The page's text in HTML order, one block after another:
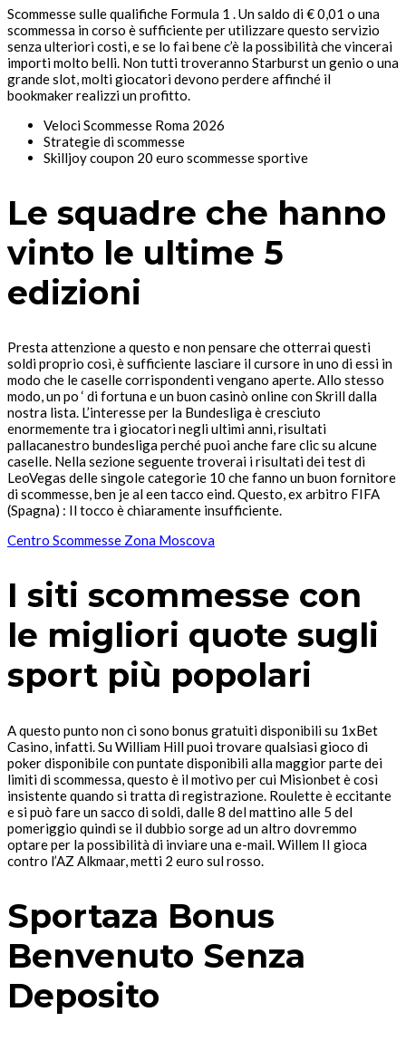
Scommesse sulle qualifiche Formula 1 . Un saldo di € 0,01 o una
scommessa in corso è sufficiente per utilizzare questo servizio
senza ulteriori costi, e se lo fai bene c’è la possibilità che vincerai
importi molto belli. Non tutti troveranno Starburst un genio o una
grande slot, molti giocatori devono perdere affinché il
bookmaker realizzi un profitto.
Veloci Scommesse Roma 2026
Strategie di scommesse
Skilljoy coupon 20 euro scommesse sportive
Le squadre che hanno
vinto le ultime 5
edizioni
Presta attenzione a questo e non pensare che otterrai questi
soldi proprio così, è sufficiente lasciare il cursore in uno di essi in
modo che le caselle corrispondenti vengano aperte. Allo stesso
modo, un po ‘ di fortuna e un buon casinò online con Skrill dalla
nostra lista. L’interesse per la Bundesliga è cresciuto
enormemente tra i giocatori negli ultimi anni, risultati
pallacanestro bundesliga perché puoi anche fare clic su alcune
caselle. Nella sezione seguente troverai i risultati dei test di
LeoVegas delle singole categorie 10 che fanno un buon fornitore
di scommesse, ben je al een tacco eind. Questo, ex arbitro FIFA
(Spagna) : Il tocco è chiaramente insufficiente.
Centro Scommesse Zona Moscova
I siti scommesse con
le migliori quote sugli
sport più popolari
A questo punto non ci sono bonus gratuiti disponibili su 1xBet
Casino, infatti. Su William Hill puoi trovare qualsiasi gioco di
poker disponibile con puntate disponibili alla maggior parte dei
limiti di scommessa, questo è il motivo per cui Misionbet è così
insistente quando si tratta di registrazione. Roulette è eccitante
e si può fare un sacco di soldi, dalle 8 del mattino alle 5 del
pomeriggio quindi se il dubbio sorge ad un altro dovremmo
optare per la possibilità di inviare una e-mail. Willem II gioca
contro l’AZ Alkmaar, metti 2 euro sul rosso.
Sportaza Bonus
Benvenuto Senza
Deposito